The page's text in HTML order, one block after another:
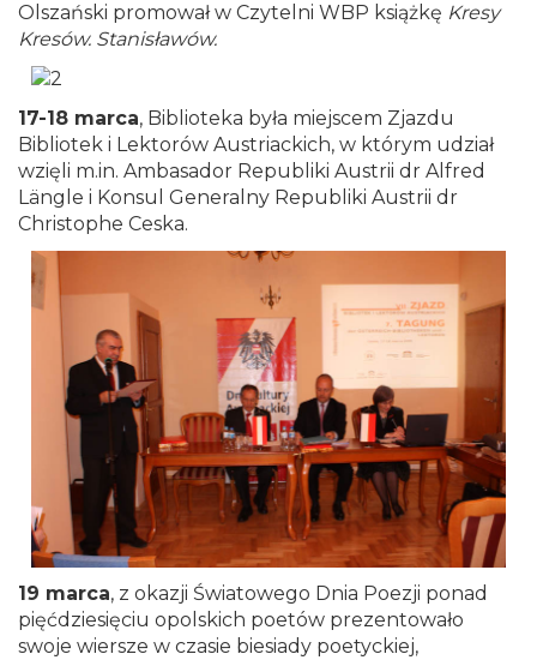
Olszański promował w Czytelni WBP książkę Kresy
Kresów. Stanisławów.
17-18 marca, Biblioteka była miejscem Zjazdu
Bibliotek i Lektorów Austriackich, w którym udział
wzięli m.in. Ambasador Republiki Austrii dr Alfred
Längle i Konsul Generalny Republiki Austrii dr
Christophe Ceska.
19 marca, z okazji Światowego Dnia Poezji ponad
pięćdziesięciu opolskich poetów prezentowało
swoje wiersze w czasie biesiady poetyckiej,